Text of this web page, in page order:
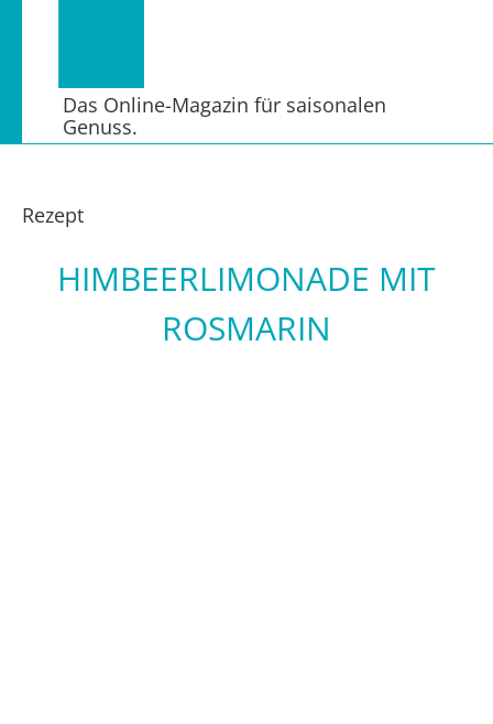
Das Online-Magazin für saisonalen
Genuss.
Rezept
HIMBEERLIMONADE MIT
ROSMARIN